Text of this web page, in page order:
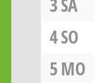
3SA
4SO
5MO